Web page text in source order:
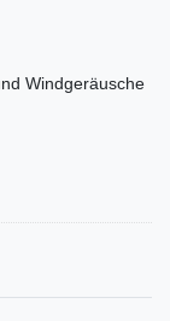
Windgeräusche